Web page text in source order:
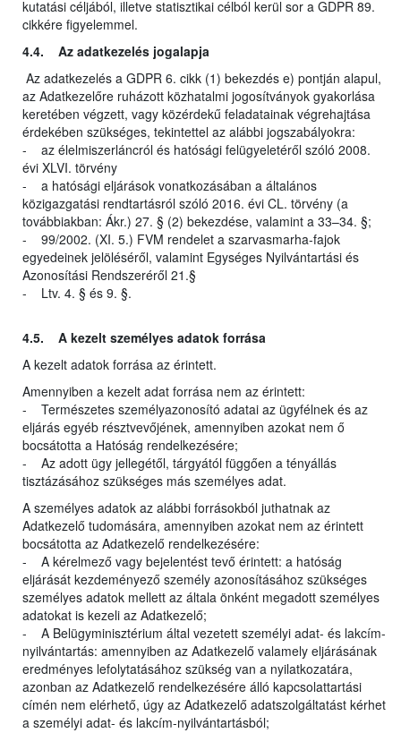
kutatási céljából, illetve statisztikai célból kerül sor a GDPR 89.
cikkére figyelemmel.
4.4. Az adatkezelés jogalapja
Az adatkezelés a GDPR 6. cikk (1) bekezdés e) pontján alapul,
az Adatkezelőre ruházott közhatalmi jogosítványok gyakorlása
keretében végzett, vagy közérdekű feladatainak végrehajtása
érdekében szükséges, tekintettel az alábbi jogszabályokra:
- az élelmiszerláncról és hatósági felügyeletéről szóló 2008.
évi XLVI. törvény
- a hatósági eljárások vonatkozásában a általános
közigazgatási rendtartásról szóló 2016. évi CL. törvény (a
továbbiakban: Ákr.) 27. § (2) bekezdése, valamint a 33–34. §;
- 99/2002. (XI. 5.) FVM rendelet a szarvasmarha-fajok
egyedeinek jelöléséről, valamint Egységes Nyilvántartási és
Azonosítási Rendszeréről 21.§
- Ltv. 4. § és 9. §.
4.5. A kezelt személyes adatok forrása
A kezelt adatok forrása az érintett.
Amennyiben a kezelt adat forrása nem az érintett:
- Természetes személyazonosító adatai az ügyfélnek és az
eljárás egyéb résztvevőjének, amennyiben azokat nem ő
bocsátotta a Hatóság rendelkezésére;
- Az adott ügy jellegétől, tárgyától függően a tényállás
tisztázásához szükséges más személyes adat.
A személyes adatok az alábbi forrásokból juthatnak az
Adatkezelő tudomására, amennyiben azokat nem az érintett
bocsátotta az Adatkezelő rendelkezésére:
- A kérelmező vagy bejelentést tevő érintett: a hatóság
eljárását kezdeményező személy azonosításához szükséges
személyes adatok mellett az általa önként megadott személyes
adatokat is kezeli az Adatkezelő;
- A Belügyminisztérium által vezetett személyi adat- és lakcím-
nyilvántartás: amennyiben az Adatkezelő valamely eljárásának
eredményes lefolytatásához szükség van a nyilatkozatára,
azonban az Adatkezelő rendelkezésére álló kapcsolattartási
címén nem elérhető, úgy az Adatkezelő adatszolgáltatást kérhet
a személyi adat- és lakcím-nyilvántartásból;